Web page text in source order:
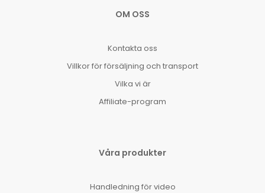
OM OSS
Kontakta oss
Villkor för försäljning och transport
Vilka vi är
Affiliate-program
Våra produkter
Handledning för video